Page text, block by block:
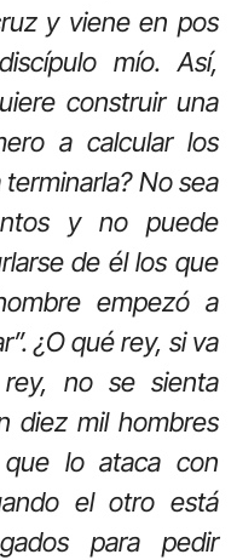
y viene en pos
mío. Así,
construir una
a calcular los
No sea
y no puede
de él los que
empezó a
¿O qué rey, si va
no se sienta
diez mil hombres
lo ataca con
el otro está
para pedir